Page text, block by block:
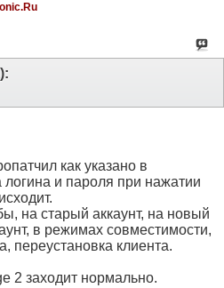
как указано в
и пароля при нажатии
на старый аккаунт, на новый
в режимах совместимости,
переустановка клиента.
2 заходит нормально.